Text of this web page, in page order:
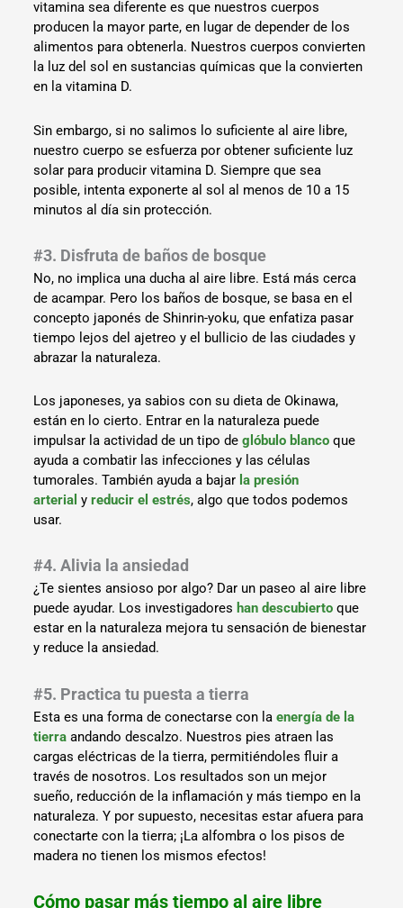
vitamina sea diferente es que nuestros cuerpos
producen la mayor parte, en lugar de depender de los
alimentos para obtenerla. Nuestros cuerpos convierten
la luz del sol en sustancias químicas que la convierten
en la vitamina D.
Sin embargo, si no salimos lo suficiente al aire libre,
nuestro cuerpo se esfuerza por obtener suficiente luz
solar para producir vitamina D. Siempre que sea
posible, intenta exponerte al sol al menos de 10 a 15
minutos al día sin protección.
#3. Disfruta de baños de bosque
No, no implica una ducha al aire libre. Está más cerca
de acampar. Pero los baños de bosque, se basa en el
concepto japonés de Shinrin-yoku, que enfatiza pasar
tiempo lejos del ajetreo y el bullicio de las ciudades y
abrazar la naturaleza.
Los japoneses, ya sabios con su dieta de Okinawa,
están en lo cierto. Entrar en la naturaleza puede
impulsar la actividad de un tipo deglóbulo blanco que
ayuda a combatir las infecciones y las células
tumorales. También ayuda a bajar la presión
arterial yreducir el estrés, algo que todos podemos
usar.
#4. Alivia la ansiedad
¿Te sientes ansioso por algo? Dar un paseo al aire libre
puede ayudar. Los investigadores han descubierto que
estar en la naturaleza mejora tu sensación de bienestar
y reduce la ansiedad.
#5. Practica tu puesta a tierra
Esta es una forma de conectarse con laenergía de la
tierra andando descalzo. Nuestros pies atraen las
cargas eléctricas de la tierra, permitiéndoles fluir a
través de nosotros. Los resultados son un mejor
sueño, reducción de la inflamación y más tiempo en la
naturaleza. Y por supuesto, necesitas estar afuera para
conectarte con la tierra; ¡La alfombra o los pisos de
madera no tienen los mismos efectos!
Cómo pasar más tiempo al aire libre